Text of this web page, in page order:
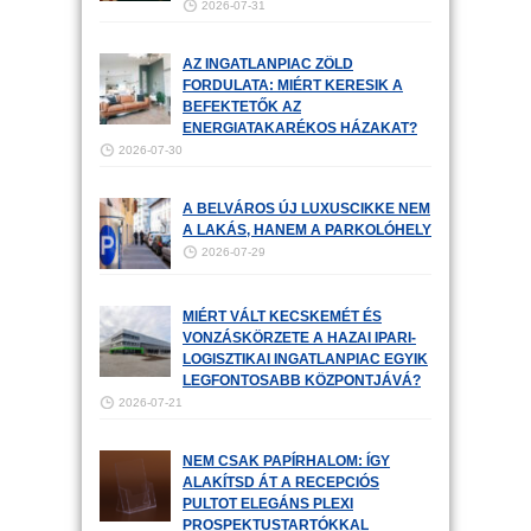
2026-07-31
AZ INGATLANPIAC ZÖLD
FORDULATA: MIÉRT KERESIK A
BEFEKTETŐK AZ
ENERGIATAKARÉKOS HÁZAKAT?
2026-07-30
A BELVÁROS ÚJ LUXUSCIKKE NEM
A LAKÁS, HANEM A PARKOLÓHELY
2026-07-29
MIÉRT VÁLT KECSKEMÉT ÉS
VONZÁSKÖRZETE A HAZAI IPARI-
LOGISZTIKAI INGATLANPIAC EGYIK
LEGFONTOSABB KÖZPONTJÁVÁ?
2026-07-21
NEM CSAK PAPÍRHALOM: ÍGY
ALAKÍTSD ÁT A RECEPCIÓS
PULTOT ELEGÁNS PLEXI
PROSPEKTUSTARTÓKKAL